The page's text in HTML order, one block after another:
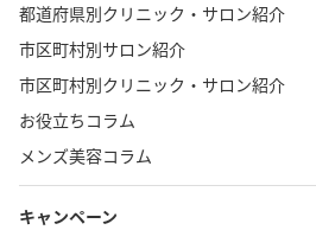
都道府県別クリニック・サロン紹介
市区町村別サロン紹介
市区町村別クリニック・サロン紹介
お役立ちコラム
メンズ美容コラム
キャンペーン